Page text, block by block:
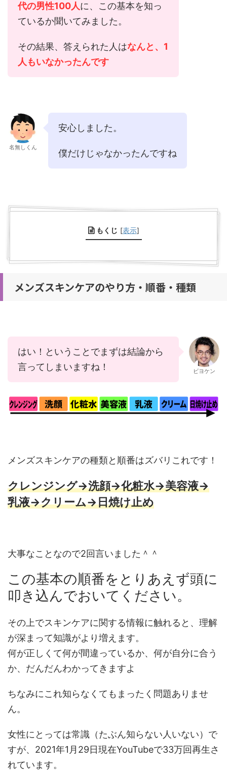
代の男性100人に、この基本を知っ
ているか聞いてみました。
その結果、答えられた人はなんと、1
人もいなかったんです
名無しくん
安心しました。
僕だけじゃなかったんですね
もくじ [表示]
メンズスキンケアのやり方・順番・種類
はい！ということでまずは結論から
言ってしまいますね！
ビヨケン
メンズスキンケアの種類と順番はズバリこれです！
クレンジング→洗顔→化粧水→美容液→
乳液→クリーム→日焼け止め
大事なことなので2回言いました＾＾
この基本の順番をとりあえず頭に
叩き込んでおいてください。
その上でスキンケアに関する情報に触れると、理解
が深まって知識がより増えます。
何が正しくて何が間違っているか、何が自分に合う
か、だんだんわかってきますよ
ちなみにこれ知らなくてもまったく問題ありませ
ん。
女性にとっては常識（たぶん知らない人いない）で
すが、2021年1月29日現在YouTubeで33万回再生さ
れています。